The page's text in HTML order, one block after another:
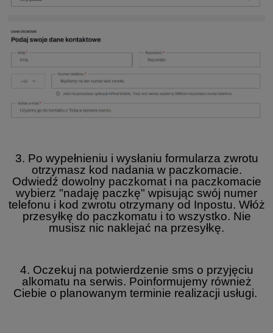
3. Po wypełnieniu i wysłaniu formularza zwrotu
otrzymasz kod nadania w paczkomacie.
Odwiedź dowolny paczkomat i na paczkomacie
wybierz "nadaję paczkę" wpisując swój numer
telefonu i kod zwrotu otrzymany od Inpostu. Włóż
przesyłkę do paczkomatu i to wszystko. Nie
musisz nic naklejać na przesyłkę.
4. Oczekuj na potwierdzenie sms o przyjęciu
alkomatu na serwis. Poinformujemy również
Ciebie o planowanym terminie realizacji usługi.